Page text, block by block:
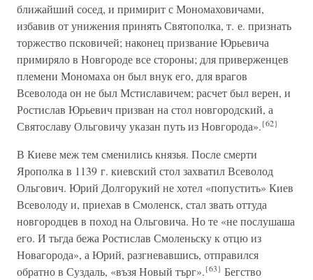
ближайший сосед, и примирит с Мономаховичами,
избавив от унижения принять Святополка, т. е. признать
торжество псковичей; наконец призвание Юрьевича
примиряло в Новгороде все стороны; для приверженцев
племени Мономаха он был внук его, для врагов
Всеволода он не был Мстиславичем; расчет был верен, и
Ростислав Юрьевич призван на стол новгородский, а
Святославу Ольговичу указан путь из Новгорода».{62}
В Киеве меж тем сменились князья. После смерти
Ярополка в 1139 г. киевский стол захватил Всеволод
Ольгович. Юрий Долгорукий не хотел «попустить» Киев
Всеволоду и, приехав в Смоленск, стал звать оттуда
новгородцев в поход на Ольговича. Но те «не послушаша
его. И тьгда бежа Ростислав Смоленьску к отцю из
Новагорода», а Юрий, разгневавшись, отправился
обратно в Суздаль, «възя Новый търг».{63} Бегство